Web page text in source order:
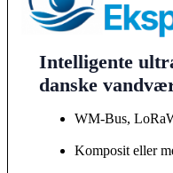
Intelligente
danske
WM-Bus,
Komposit eller